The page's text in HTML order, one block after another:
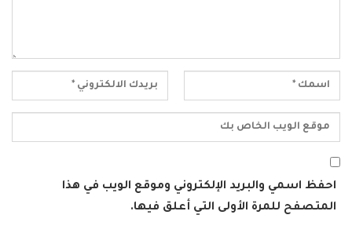
احفظ اسمي والبريد الإلكتروني وموقع الويب في هذا
المتصفح للمرة الأولى التي أعلق فيها.